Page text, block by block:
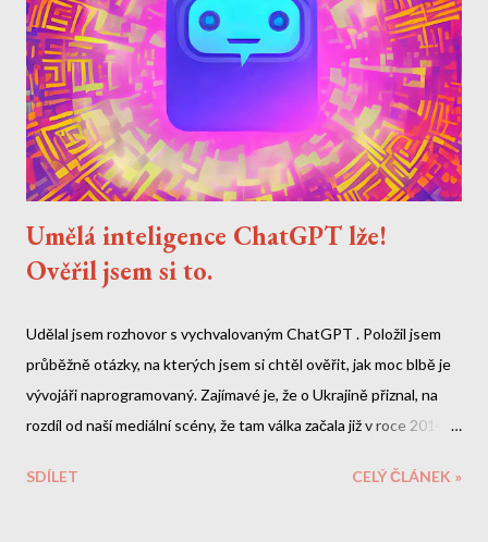
Umělá inteligence ChatGPT lže!
Ověřil jsem si to.
Udělal jsem rozhovor s vychvalovaným ChatGPT . Položil jsem
průběžně otázky, na kterých jsem si chtěl ověřit, jak moc blbě je
vývojáři naprogramovaný. Zajímavé je, že o Ukrajině přiznal, na
rozdíl od naší mediální scény, že tam válka začala již v roce 2014.
Zde je celý přepis naší debaty. Mé otázky a reakce jsou tučně.
SDÍLET CELÝ ČLÁNEK »